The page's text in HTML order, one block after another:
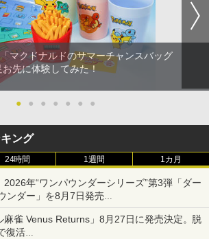
マクドナルドのサマーチャンスバッグ
先に体験してみた！
● ● ● ● ● ● ●
ング
24時間 1週間 1カ月
年“ワンパウンダーシリーズ”第3弾「ダー
ンダー」を8月7日発売
マヨソース」を使用した超大型チーズバーガー
麻雀 Venus Returns」8月27日に発売決定。脱
復活